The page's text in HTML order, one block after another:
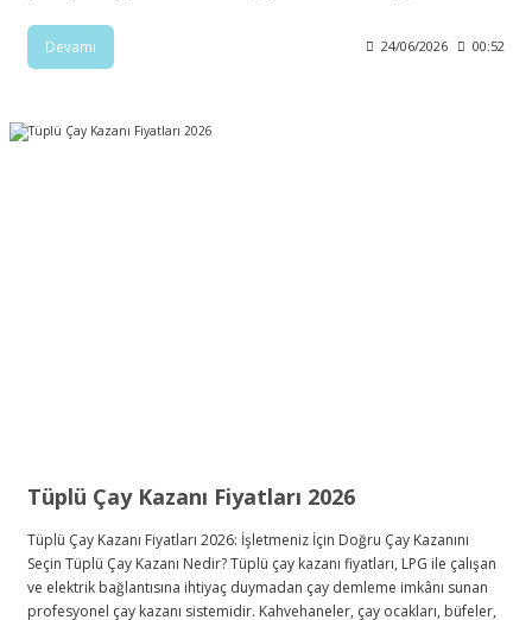
Devamı 24/06/2026 00:52
Tüplü Çay Kazanı Fiyatları 2026
Tüplü Çay Kazanı Fiyatları 2026: İşletmeniz İçin Doğru Çay Kazanını
Seçin Tüplü Çay Kazanı Nedir? Tüplü çay kazanı fiyatları, LPG ile çalışan
ve elektrik bağlantısına ihtiyaç duymadan çay demleme imkânı sunan
profesyonel çay kazanı sistemidir. Kahvehaneler, çay ocakları, büfeler,